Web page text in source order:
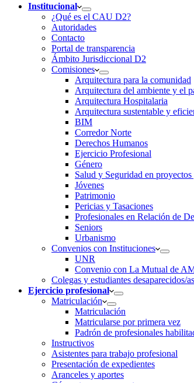
Institucional
¿Qué es el CAU D2?
Autoridades
Contacto
Portal de transparencia
Ámbito Jurisdiccional D2
Comisiones
Arquitectura para la comunidad
Arquitectura del ambiente y el
Arquitectura Hospitalaria
Arquitectura sustentable y
BIM
Corredor Norte
Derechos Humanos
Ejercicio Profesional
Género
Salud y Seguridad en
Jóvenes
Patrimonio
Pericias y Tasaciones
Profesionales en Relación de
Seniors
Urbanismo
Convenios con Instituciones
UNR
Convenio con La Mutual de
Colegas y estudiantes desaparecidos/
Ejercicio profesional
Matriculación
Matriculación
Matricularse por primera vez
Padrón de profesionales
Instructivos
Asistentes para trabajo profesional
Presentación de expedientes
Aranceles y aportes